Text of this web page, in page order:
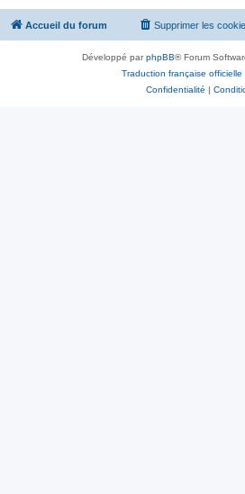
Accueil du forum Supprimer les
Développé parphpBB® Forum
Traduction française officielle
Confidentialité |